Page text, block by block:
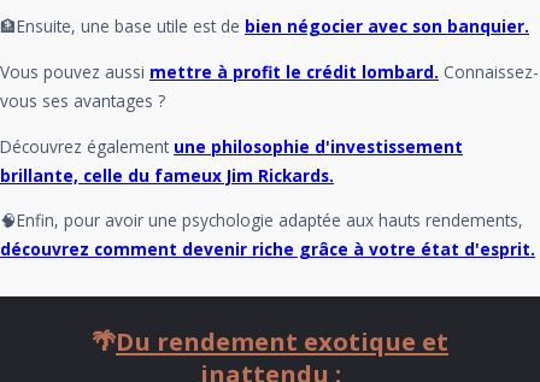
🏦Ensuite, une base utile est de bien négocier avec son banquier.
Vous pouvez aussi mettre à profit le crédit lombard. Connaissez-
vous ses avantages ?
Découvrez également une philosophie d'investissement
brillante, celle du fameux Jim Rickards.
🧠Enfin, pour avoir une psychologie adaptée aux hauts rendements,
découvrez comment devenir riche grâce à votre état d'esprit.
🌴Du rendement exotique et
inattendu :